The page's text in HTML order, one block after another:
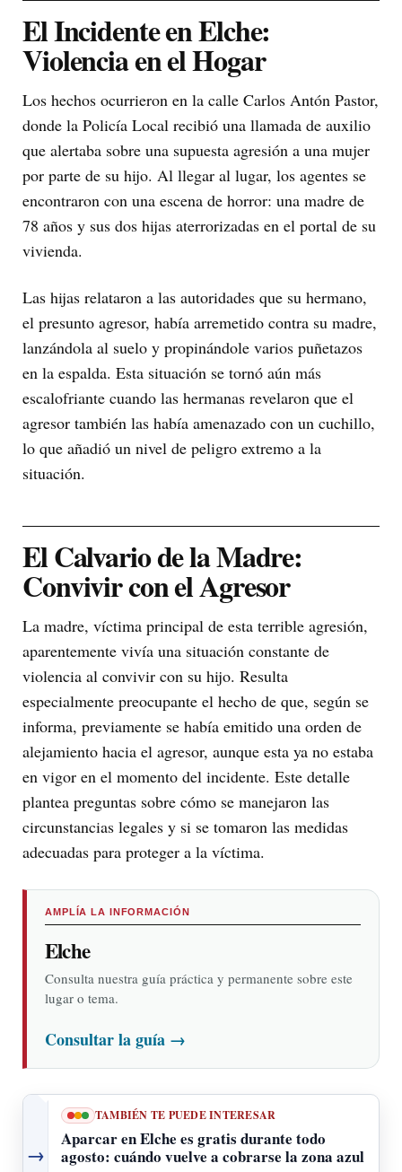
El Incidente en Elche:
Violencia en el Hogar
Los hechos ocurrieron en la calle Carlos Antón Pastor,
donde la Policía Local recibió una llamada de auxilio
que alertaba sobre una supuesta agresión a una mujer
por parte de su hijo. Al llegar al lugar, los agentes se
encontraron con una escena de horror: una madre de
78 años y sus dos hijas aterrorizadas en el portal de su
vivienda.
Las hijas relataron a las autoridades que su hermano,
el presunto agresor, había arremetido contra su madre,
lanzándola al suelo y propinándole varios puñetazos
en la espalda. Esta situación se tornó aún más
escalofriante cuando las hermanas revelaron que el
agresor también las había amenazado con un cuchillo,
lo que añadió un nivel de peligro extremo a la
situación.
El Calvario de la Madre:
Convivir con el Agresor
La madre, víctima principal de esta terrible agresión,
aparentemente vivía una situación constante de
violencia al convivir con su hijo. Resulta
especialmente preocupante el hecho de que, según se
informa, previamente se había emitido una orden de
alejamiento hacia el agresor, aunque esta ya no estaba
en vigor en el momento del incidente. Este detalle
plantea preguntas sobre cómo se manejaron las
circunstancias legales y si se tomaron las medidas
adecuadas para proteger a la víctima.
AMPLÍA LA INFORMACIÓN
Elche
Consulta nuestra guía práctica y permanente sobre este
lugar o tema.
Consultar la guía →
→
TAMBIÉN TE PUEDE INTERESAR
Aparcar en Elche es gratis durante todo
agosto: cuándo vuelve a cobrarse la zona azul